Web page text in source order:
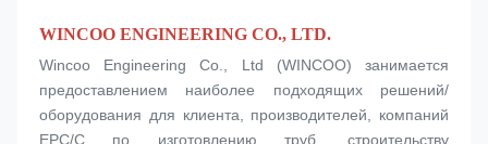
WINCOO ENGINEERING CO., LTD.
Wincoo Engineering Co., Ltd (WINCOO) занимается
предоставлением наиболее подходящих решений/
оборудования для клиента, производителей, компаний
EPC/C по изготовлению труб, строительству